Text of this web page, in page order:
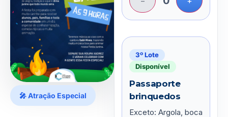
🎤 Atração Especial
3º Lote
Disponível
Passaporte
brinquedos
Exceto: Argola, boca